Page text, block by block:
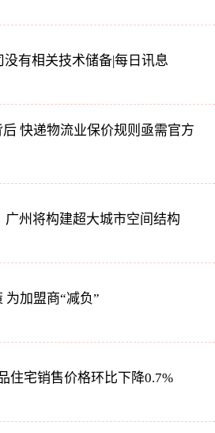
有相关技术储备|每日讯息
快递物流业保价规则亟需官方
广州将构建超大城市空间结构
为加盟商“减负”
住宅销售价格环比下降0.7%